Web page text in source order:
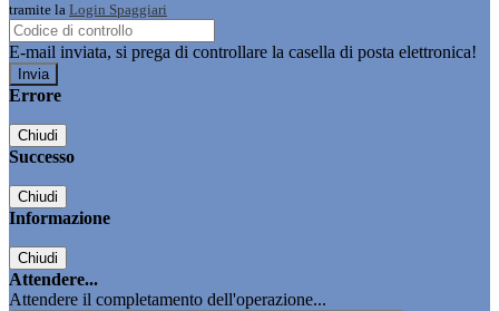
tramite la Login Spaggiari
E-mail inviata, si prega di controllare la casella di posta elettronica!
Errore
Chiudi
Successo
Chiudi
Informazione
Chiudi
Attendere...
Attendere il completamento dell'operazione...